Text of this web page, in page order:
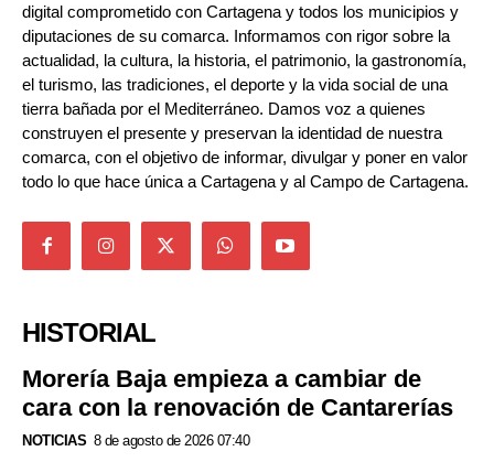
digital comprometido con Cartagena y todos los municipios y
diputaciones de su comarca. Informamos con rigor sobre la
actualidad, la cultura, la historia, el patrimonio, la gastronomía,
el turismo, las tradiciones, el deporte y la vida social de una
tierra bañada por el Mediterráneo. Damos voz a quienes
construyen el presente y preservan la identidad de nuestra
comarca, con el objetivo de informar, divulgar y poner en valor
todo lo que hace única a Cartagena y al Campo de Cartagena.
HISTORIAL
Morería Baja empieza a cambiar de
cara con la renovación de Cantarerías
NOTICIAS 8 de agosto de 2026 07:40